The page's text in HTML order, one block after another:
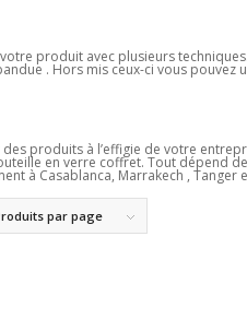
produit avec plusieurs
. Hors mis ceux-ci vous
produits à l’effigie de votre
en verre coffret. Tout dépend
à Casablanca, Marrakech , Tanger
par page